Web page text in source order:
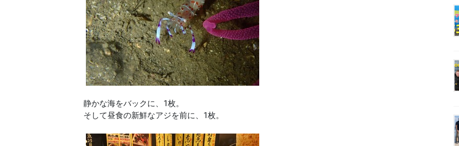
静かな海をバックに、1枚。
そして昼食の新鮮なアジを前に、1枚。